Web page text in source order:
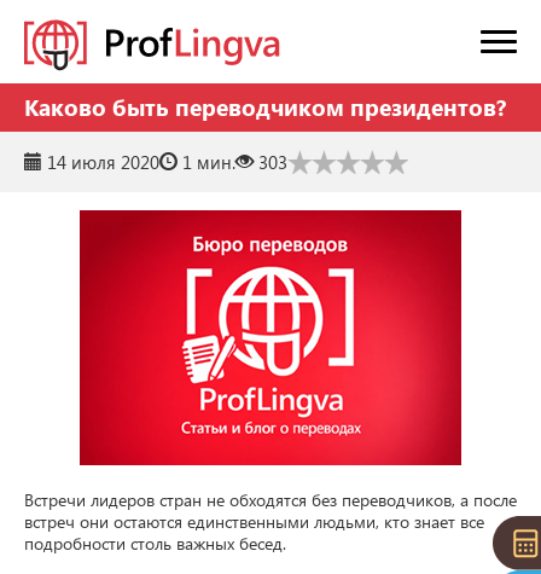
Каково быть переводчиком президентов?
14 июля 2020 1 мин. 303
Встречи лидеров стран не обходятся без переводчиков, а после
встреч они остаются единственными людьми, кто знает все
подробности столь важных бесед.